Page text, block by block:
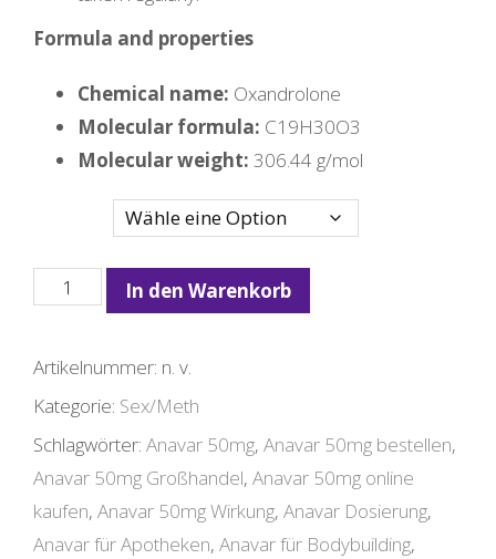
Formula and properties
Chemical name: Oxandrolone
Molecular formula: C19H30O3
Molecular weight: 306.44 g/mol
Anavar
In den Warenkorb
Artikelnummer: n. v.
Kategorie: Sex/Meth
Schlagwörter: Anavar 50mg, Anavar 50mg bestellen,
Anavar 50mg Großhandel, Anavar 50mg online
kaufen, Anavar 50mg Wirkung, Anavar Dosierung,
Anavar für Apotheken, Anavar für Bodybuilding,